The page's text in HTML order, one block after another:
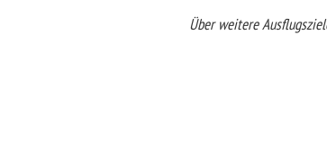
Über weitere